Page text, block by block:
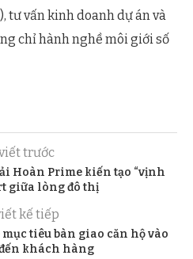
tư vấn kinh doanh dự án và
chỉ hành nghề môi giới số
trước
Hoàn Prime kiến tạo “vịnh
giữa lòng đô thị
kế tiếp
tiêu bàn giao căn hộ vào
khách hàng